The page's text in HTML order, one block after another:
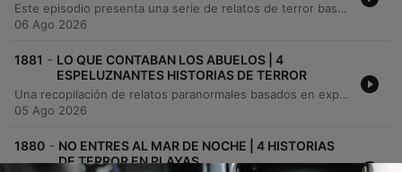
Este episodio presenta una serie de relatos de terror basados en hechos reales que involucran encuentros con entidades sobrenaturales y sacerdotes. Se narran ataques de un Nahual, confrontaciones con brujería y la presencia de entes demoníacos durante procesos de sanación espiritual. Asimismo, se explora una historia ambientada en los años 60 en Veracruz, donde apariciones macabras de un sacerdote decapitado conducen al descubrimiento de un asesinato y a la ejecución de un impostor.
06 Ago 2026
1881 - LO QUE CONTABAN LOS ABUELOS | 4
ESPELUZNANTES HISTORIAS DE TERROR
Una recopilación de relatos paranormales basados en experiencias familiares reales. El episodio presenta cuatro historias distintas que exploran fenómenos sobrenaturales en México, desde el paso de la Llorona en un rancho de Puebla y un encuentro con un puesto de tacos maldito en la Ciudad de México, hasta la aparición de una bruja en Colima y la revelación de un padrastro nahual en Chiapas. Los relatos detallan encuentros con entidades espectrales, transformaciones animales y sucesos inexplicables que han marcado a las familias narradoras.
05 Ago 2026
1880 - NO ENTRES AL MAR DE NOCHE | 4 HISTORIAS
DE TERROR EN PLAYAS